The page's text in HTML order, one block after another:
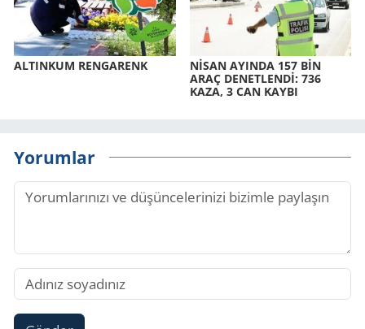
AL­TIN­KUM REN­GA­RENK
NİSAN AYIN­DA 157 BİN
ARAÇ DE­NET­LENDİ: 736
KAZA, 3 CAN KAYBI
Yorumlar